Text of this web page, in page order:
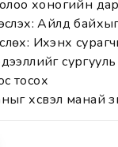
хоногийн
Айлд
Ихэнх
тосох
хүсвэл манай